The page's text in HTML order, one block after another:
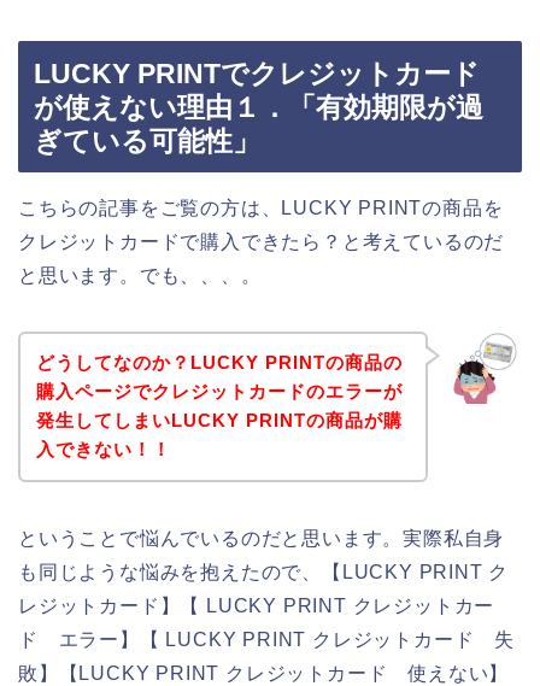
LUCKY PRINTでクレジットカード
が使えない理由１．「有効期限が過
ぎている可能性」
こちらの記事をご覧の方は、LUCKY PRINTの商品を
クレジットカードで購入できたら？と考えているのだ
と思います。でも、、、。
どうしてなのか？LUCKY PRINTの商品の
購入ページでクレジットカードのエラーが
発生してしまいLUCKY PRINTの商品が購
入できない！！
ということで悩んでいるのだと思います。実際私自身
も同じような悩みを抱えたので、【LUCKY PRINT ク
レジットカード】【 LUCKY PRINT クレジットカー
ド エラー】【 LUCKY PRINT クレジットカード 失
敗】【LUCKY PRINT クレジットカード 使えない】